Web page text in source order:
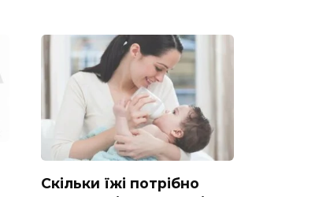
Скільки їжі потрібно